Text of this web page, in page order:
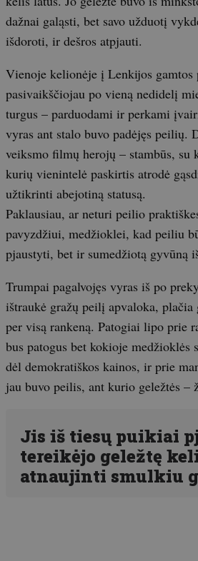
dažnai galąsti, bet savo užduotį
išdoroti, ir dešros atpjauti.
Vienoje kelionėje į Lenkijos
pasivaikščiojau po vieną nedidelį
turgus – parduodami ir perkami
vyras ant stalo buvo padėjęs peilių.
veiksmo filmų herojų – stambūs, su
kurių vienintelė paskirtis atrodė
užtikrinti abejotiną statusą.
Paklausiau, ar neturi peilio
pavyzdžiui, medžioklei, kad peiliu
pjaustyti, bet ir sumedžiotą gyvūną
Trumpai pagalvojęs vyras iš po
ištraukė gražų peilį apvaloka, plačia
per visą rankeną. Patogiai lipo prie
bus patogus bet kokioje medžioklės
dėl demokratiškos kainos, ir prie
jau buvo peilis, ant kurio geležtės –
Jis iš tiesų puikiai
tereikėjo geležtę
atnaujinti smulkiu